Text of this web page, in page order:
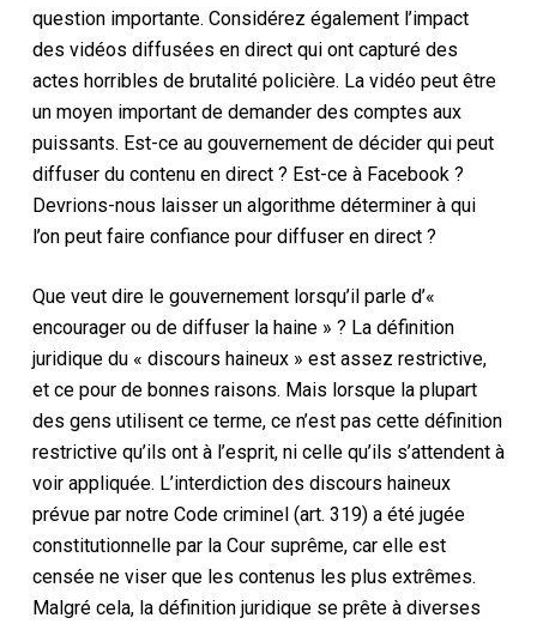
question importante. Considérez également l’impact
des vidéos diffusées en direct qui ont capturé des
actes horribles de brutalité policière. La vidéo peut être
un moyen important de demander des comptes aux
puissants. Est-ce au gouvernement de décider qui peut
diffuser du contenu en direct ? Est-ce à Facebook ?
Devrions-nous laisser un algorithme déterminer à qui
l’on peut faire confiance pour diffuser en direct ?
Que veut dire le gouvernement lorsqu’il parle d’«
encourager ou de diffuser la haine » ? La définition
juridique du « discours haineux » est assez restrictive,
et ce pour de bonnes raisons. Mais lorsque la plupart
des gens utilisent ce terme, ce n’est pas cette définition
restrictive qu’ils ont à l’esprit, ni celle qu’ils s’attendent à
voir appliquée. L’interdiction des discours haineux
prévue par notre Code criminel (art. 319) a été jugée
constitutionnelle par la Cour suprême, car elle est
censée ne viser que les contenus les plus extrêmes.
Malgré cela, la définition juridique se prête à diverses